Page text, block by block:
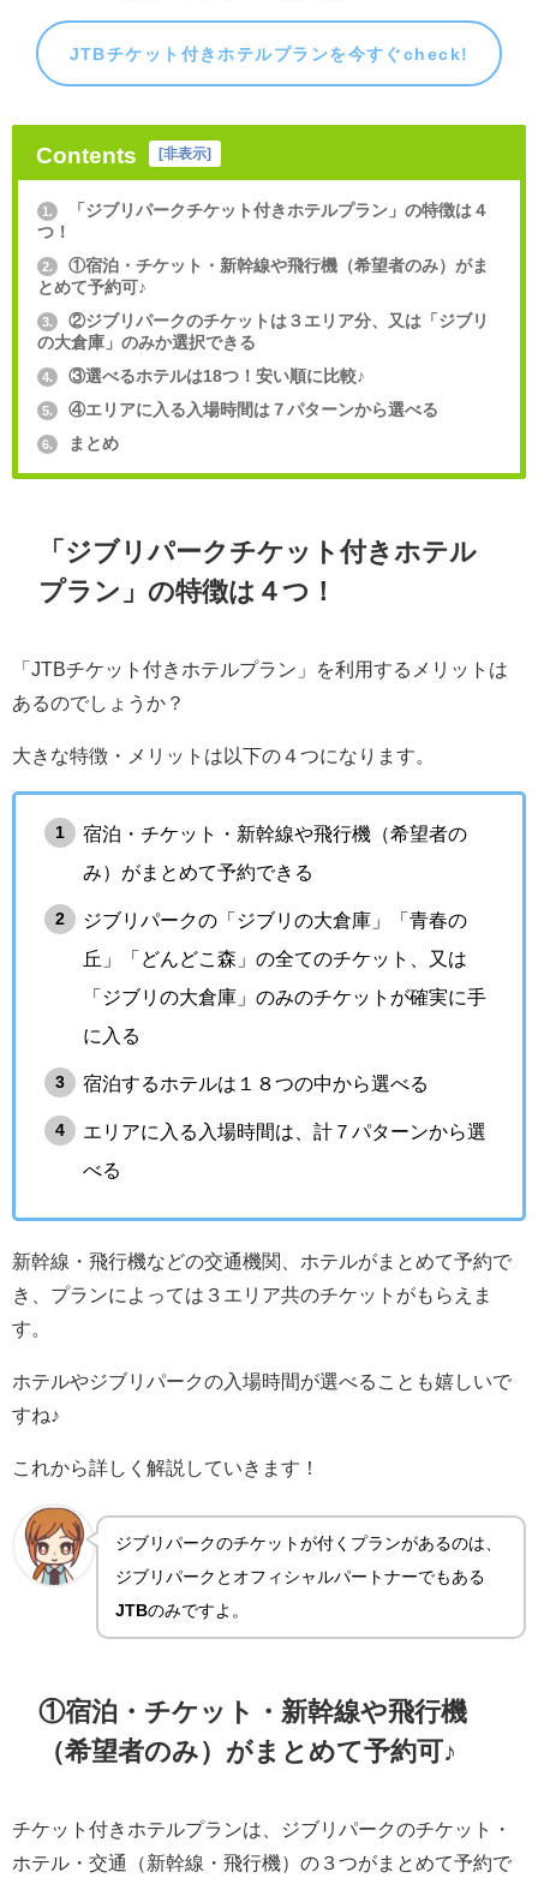
JTBチケット付きホテルプランを今すぐcheck!
Contents 非表示
1.
「ジブリパークチケット付きホテルプラン」の特徴は４
つ！
2.
①宿泊・チケット・新幹線や飛行機（希望者のみ）がま
とめて予約可♪
3.
②ジブリパークのチケットは３エリア分、又は「ジブリ
の大倉庫」のみか選択できる
4. ③選べるホテルは18つ！安い順に比較♪
5. ④エリアに入る入場時間は７パターンから選べる
6. まとめ
「ジブリパークチケット付きホテル
プラン」の特徴は４つ！
「JTBチケット付きホテルプラン」を利用するメリットは
あるのでしょうか？
大きな特徴・メリットは以下の４つになります。
宿泊・チケット・新幹線や飛行機（希望者の
み）がまとめて予約できる
ジブリパークの「ジブリの大倉庫」「青春の
丘」「どんどこ森」の全てのチケット、又は
「ジブリの大倉庫」のみのチケットが確実に手
に入る
宿泊するホテルは１８つの中から選べる
エリアに入る入場時間は、計７パターンから選
べる
新幹線・飛行機などの交通機関、ホテルがまとめて予約で
き、プランによっては３エリア共のチケットがもらえま
す。
ホテルやジブリパークの入場時間が選べることも嬉しいで
すね♪
これから詳しく解説していきます！
ジブリパークのチケットが付くプランがあるのは、
ジブリパークとオフィシャルパートナーでもある
JTBのみですよ。
①宿泊・チケット・新幹線や飛行機
（希望者のみ）がまとめて予約可♪
チケット付きホテルプランは、ジブリパークのチケット・
ホテル・交通（新幹線・飛行機）の３つがまとめて予約で